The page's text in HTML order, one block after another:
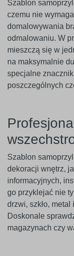
Szablon
czemu nie
domalowywania
odmalowaniu. W
mieszczą się w
na maksymalnie
specjalne
poszczególnych
Szablon
dekoracji wnętrz,
informacyjnych,
go przyklejać nie
drzwi, szkło,
Doskonale
magazynach czy